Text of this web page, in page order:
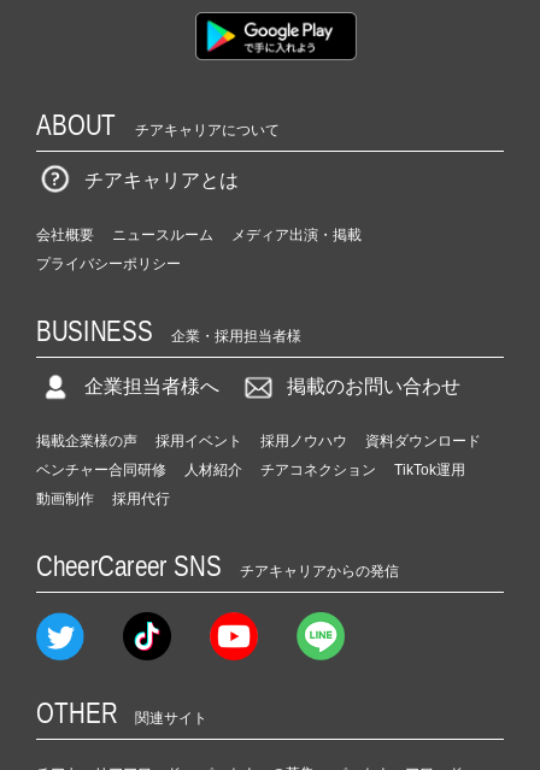
ABOUT チアキャリアについて
チアキャリアとは
会社概要 ニュースルーム
メディア出演・掲載
プライバシーポリシー
BUSINESS 企業・採用担当者様
企業担当者様へ 掲載のお問い合わせ
掲載企業様の声 採用イベント 採用ノウハウ
資料ダウンロード
ベンチャー合同研修
人材紹介 チアコネクション
TikTok運用
動画制作
採用代行
CheerCareer SNS チアキャリアからの発信
OTHER 関連サイト